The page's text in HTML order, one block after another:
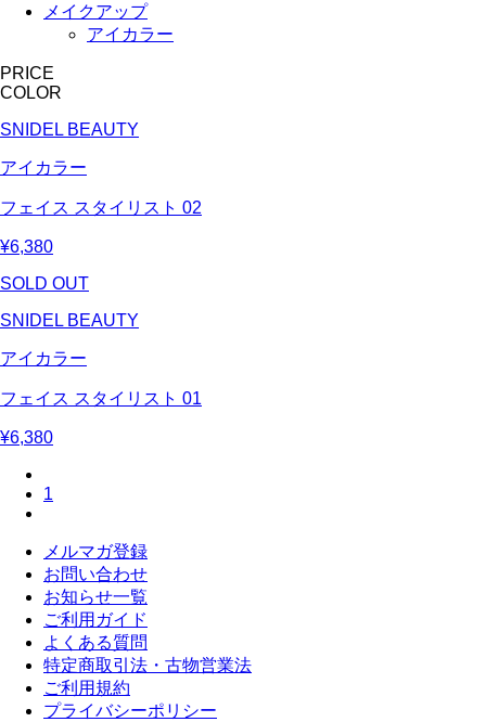
メイクアップ
アイカラー
PRICE
COLOR
SNIDEL BEAUTY
アイカラー
フェイス スタイリスト 02
¥6,380
SOLD OUT
SNIDEL BEAUTY
アイカラー
フェイス スタイリスト 01
¥6,380
1
メルマガ登録
お問い合わせ
お知らせ一覧
ご利用ガイド
よくある質問
特定商取引法・古物営業法
ご利用規約
プライバシーポリシー